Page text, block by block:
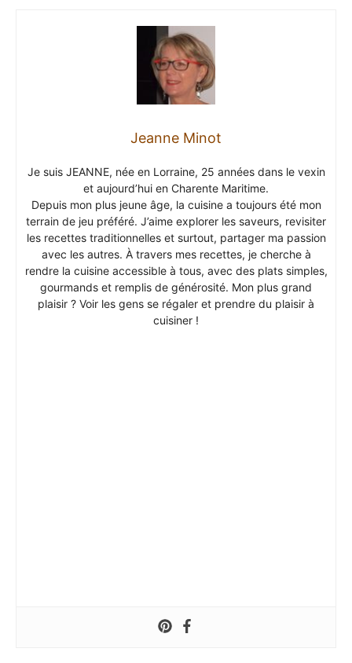
Jeanne Minot
Je suis JEANNE, née en Lorraine, 25 années dans le vexin
et aujourd’hui en Charente Maritime.
Depuis mon plus jeune âge, la cuisine a toujours été mon
terrain de jeu préféré. J’aime explorer les saveurs, revisiter
les recettes traditionnelles et surtout, partager ma passion
avec les autres. À travers mes recettes, je cherche à
rendre la cuisine accessible à tous, avec des plats simples,
gourmands et remplis de générosité. Mon plus grand
plaisir ? Voir les gens se régaler et prendre du plaisir à
cuisiner !